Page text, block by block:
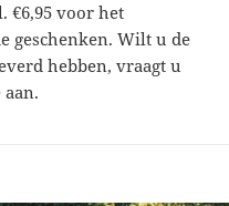
€6,95 voor het
geschenken. Wilt u de
hebben, vraagt u